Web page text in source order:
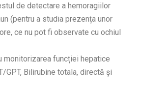
de detectare a hemoragiilor
(pentru a studia prezența unor
ce nu pot fi observate cu ochiul
monitorizarea funcției hepatice
GPT, Bilirubine totala, directă și